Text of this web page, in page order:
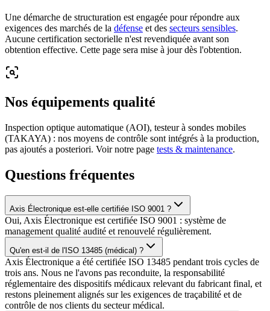
Une démarche de structuration est engagée pour répondre aux
exigences des marchés de la défense et des secteurs sensibles.
Aucune certification sectorielle n'est revendiquée avant son
obtention effective. Cette page sera mise à jour dès l'obtention.
Nos équipements qualité
Inspection optique automatique (AOI), testeur à sondes mobiles
(TAKAYA) : nos moyens de contrôle sont intégrés à la production,
pas ajoutés a posteriori. Voir notre page tests & maintenance.
Questions fréquentes
Axis Électronique est-elle certifiée ISO 9001 ?
Oui, Axis Électronique est certifiée ISO 9001 : système de
management qualité audité et renouvelé régulièrement.
Qu'en est-il de l'ISO 13485 (médical) ?
Axis Électronique a été certifiée ISO 13485 pendant trois cycles de
trois ans. Nous ne l'avons pas reconduite, la responsabilité
réglementaire des dispositifs médicaux relevant du fabricant final, et
restons pleinement alignés sur les exigences de traçabilité et de
contrôle de nos clients du secteur médical.